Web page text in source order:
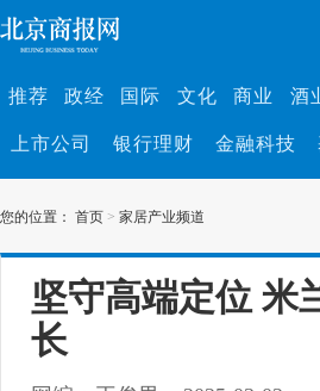
推荐 政经 国际 文化 商业 酒
上市公司 银行理财 金融科技
您的位置： 首页 > 家居产业频道
坚守高端定位 米
长